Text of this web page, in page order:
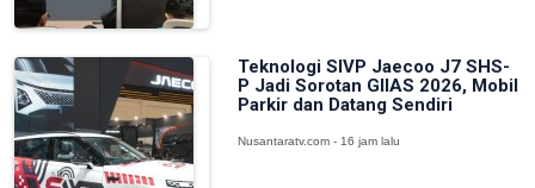
Teknologi SIVP Jaecoo J7 SHS-
P Jadi Sorotan GIIAS 2026, Mobil
Parkir dan Datang Sendiri
Nusantaratv.com - 16 jam lalu